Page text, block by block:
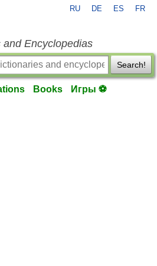
RU DE ES FR
Encyclopedias
Search!
Books Игры ⚽